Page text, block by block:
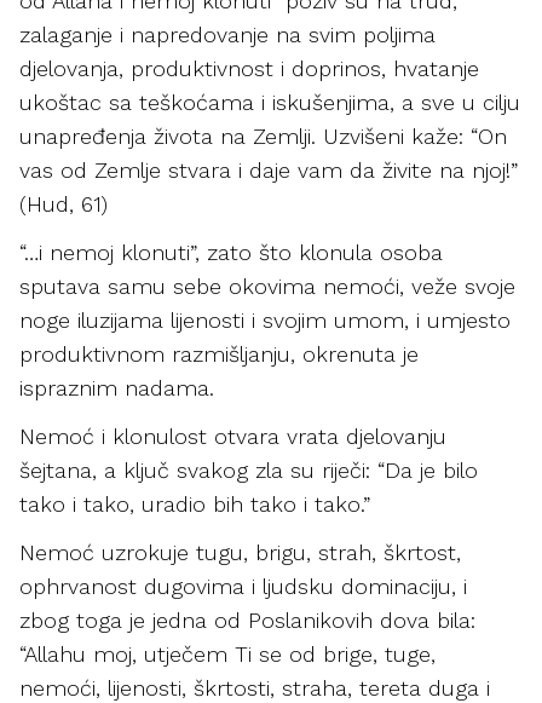
zalaganje i napredovanje na svim poljima
djelovanja, produktivnost i doprinos, hvatanje
ukoštac sa teškoćama i iskušenjima, a sve u cilju
unapređenja života na Zemlji. Uzvišeni kaže: “On
vas od Zemlje stvara i daje vam da živite na njoj!”
(Hud, 61)
“…i nemoj klonuti”, zato što klonula osoba
sputava samu sebe okovima nemoći, veže svoje
noge iluzijama lijenosti i svojim umom, i umjesto
produktivnom razmišljanju, okrenuta je
ispraznim nadama.
Nemoć i klonulost otvara vrata djelovanju
šejtana, a ključ svakog zla su riječi: “Da je bilo
tako i tako, uradio bih tako i tako.”
Nemoć uzrokuje tugu, brigu, strah, škrtost,
ophrvanost dugovima i ljudsku dominaciju, i
zbog toga je jedna od Poslanikovih dova bila:
“Allahu moj, utječem Ti se od brige, tuge,
nemoći, lijenosti, škrtosti, straha, tereta duga i